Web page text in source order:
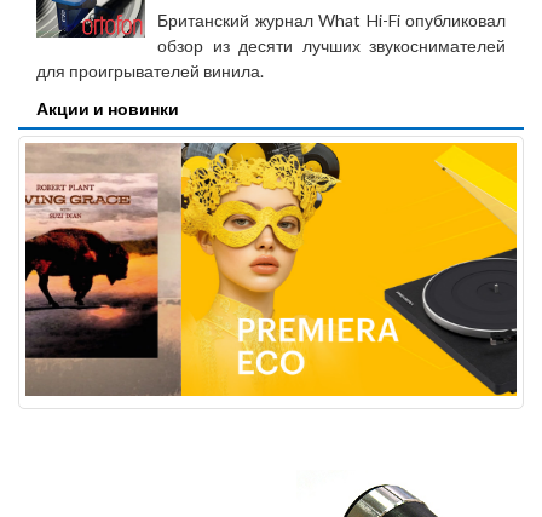
Британский журнал What Hi-Fi опубликовал
обзор из десяти лучших звукоснимателей
для проигрывателей винила.
Акции и новинки